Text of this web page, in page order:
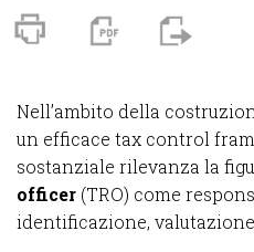
Nell’ambito della
un efficace tax control
sostanziale rilevanza la
officer (TRO) come
identificazione,